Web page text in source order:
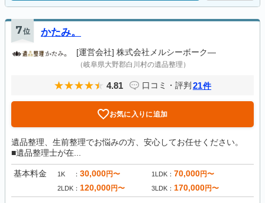
7位 かたみ。
[運営会社] 株式会社メルシーボーク―
（岐阜県大野郡白川村の遺品整理）
4.81 口コミ・評判 21件
お気に入りに追加
遺品整理、生前整理でお悩みの方、安心してお任せください。
■遺品整理士が在...
基本料金 1K 30,000円〜 1LDK 70,000円〜
2LDK 120,000円〜 3LDK 170,000円〜